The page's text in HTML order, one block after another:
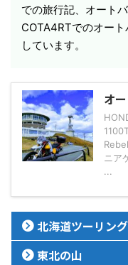
での旅行記、オート
COTA4RTでのオー
しています。
オ
ニア
...
北海道ツーリング
東北の山